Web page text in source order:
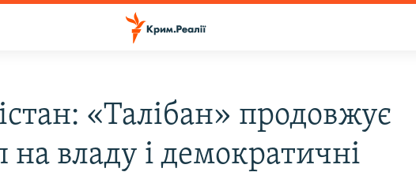
«Талібан» продовжує
на владу і демократичні